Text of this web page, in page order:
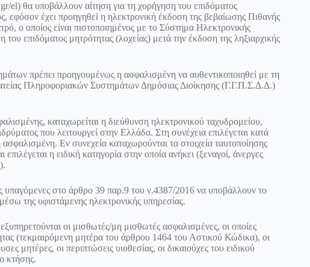
θα υποβάλλουν αίτηση για τη χορήγηση του επιδόματος
εφόσον έχει προηγηθεί η ηλεκτρονική έκδοση της βεβαίωσης Πιθανής
ο οποίος είναι πιστοποιημένος με το Σύστημα Ηλεκτρονικής
επιδόματος μητρότητας (λοχείας) μετά την έκδοση της ληξιαρχικής
πρέπει προηγουμένως η ασφαλισμένη να αυθεντικοποιηθεί με τη
Πληροφοριακών Συστημάτων Δημόσιας Διοίκησης (Γ.Γ.Π.Σ.Δ.Δ.)
καταχωρείται η διεύθυνση ηλεκτρονικού ταχυδρομείου,
που λειτουργεί στην Ελλάδα. Στη συνέχεια επιλέγεται κατά
Εν συνεχεία καταχωρούνται τα στοιχεία ταυτοποίησης
η ειδική κατηγορία στην οποία ανήκει (ξεναγοί, άνεργες
υπαγόμενες στο άρθρο 39 παρ.9 του ν.4387/2016 να υποβάλλουν το
της υφιστάμενης ηλεκτρονικής υπηρεσίας.
οι μισθωτές/μη μισθωτές ασφαλισμένες, οι οποίες
(τεκμαιρόμενη μητέρα του άρθρου 1464 του Αστικού Κώδικα), οι
μητέρες, οι περιπτώσεις υιοθεσίας, οι δικαιούχες του ειδικού
κτήσης.